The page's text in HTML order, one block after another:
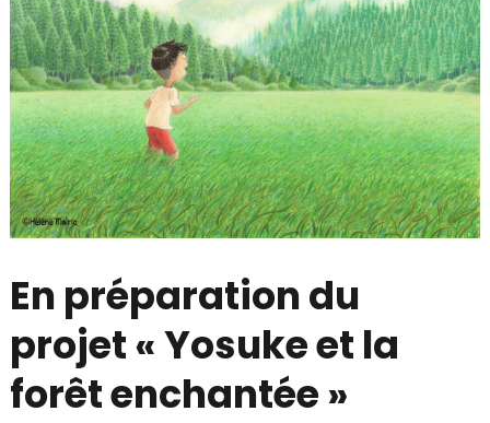
En préparation du
projet « Yosuke et la
forêt enchantée »